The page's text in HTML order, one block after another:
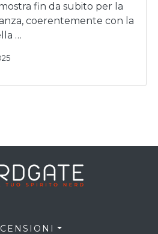
mostra fin da subito per la
coerentemente con la
…